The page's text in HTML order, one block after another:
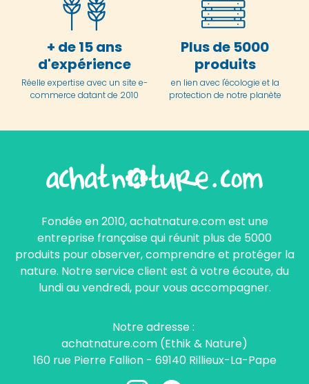
+ de 15 ans
d'expérience
Réelle expertise avec un site e-
commerce datant de 2010
Plus de 5000
produits
en lien avec l'écologie et la
protection de notre planète
Fondée en 2010, achatnature.com est une
entreprise française qui réunit plus de 5000
produits pour observer, comprendre et protéger la
nature. Notre service client est à votre écoute, du
lundi au vendredi, pour vous accompagner.
Notre adresse :
achatnature.com (Ethik & Nature)
160 rue Pierre Fallion - 69140 Rillieux-La-Pape